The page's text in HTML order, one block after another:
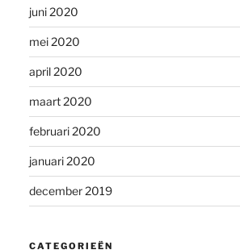
juni 2020
mei 2020
april 2020
maart 2020
februari 2020
januari 2020
december 2019
CATEGORIEËN